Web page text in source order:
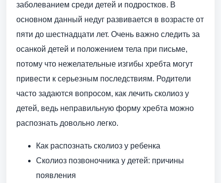
заболеванием среди детей и подростков. В
основном данный недуг развивается в возрасте от
пяти до шестнадцати лет. Очень важно следить за
осанкой детей и положением тела при письме,
потому что нежелательные изгибы хребта могут
привести к серьезным последствиям. Родители
часто задаются вопросом, как лечить сколиоз у
детей, ведь неправильную форму хребта можно
распознать довольно легко.
Как распознать сколиоз у ребенка
Сколиоз позвоночника у детей: причины
появления